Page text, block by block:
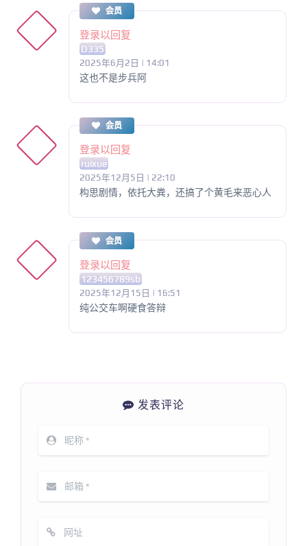
会员
登录以回复
D335
2025年6月2日 | 14:01
这也不是步兵阿
会员
登录以回复
ruixue
2025年12月5日 | 22:10
构思剧情，依托大粪，还搞了个黄毛来恶心人
会员
登录以回复
123456789sb
2025年12月15日 | 16:51
纯公交车啊硬食答辩
发表评论